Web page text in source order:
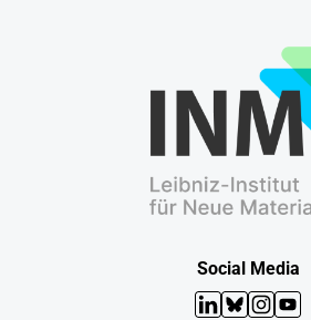
Social Media
LinkedIn
Bluesky